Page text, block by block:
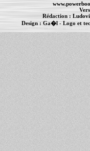
Rédaction :
Design :Ga�l- Logo et
Informations :